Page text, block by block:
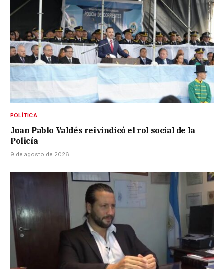
POLÍTICA
Juan Pablo Valdés reivindicó el rol social de la
Policía
9 de agosto de 2026